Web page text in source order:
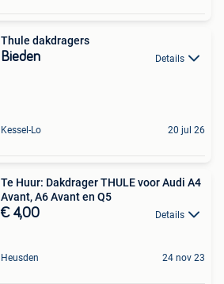
Thule dakdragers
Bieden Details
Kessel-Lo 20 jul 26
Te Huur: Dakdrager THULE voor Audi A4
Avant, A6 Avant en Q5
€ 4,00 Details
Heusden 24 nov 23